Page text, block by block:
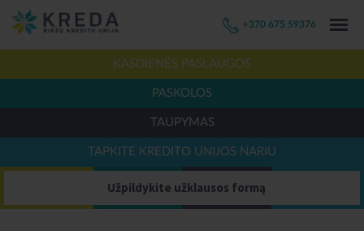
+370 675 59376
KASDIENĖS PASLAUGOS
PASKOLOS
TAUPYMAS
TAPKITE KREDITO UNIJOS NARIU
Užpildykite užklausos formą